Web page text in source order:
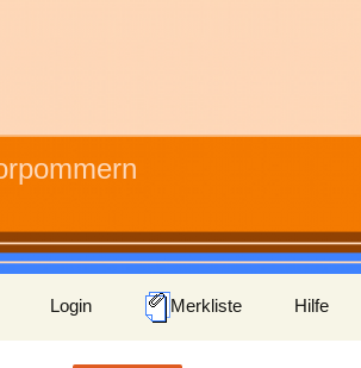
Login Merkliste Hilfe